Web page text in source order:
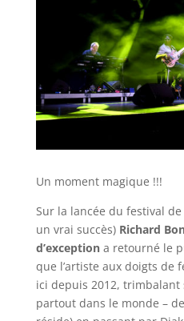
Un moment magique !!!
Sur la lancée du festival
un vrai succès) Richard
d’exceptiona retourné le
que l’artiste aux doigts de
ici depuis 2012, trimbalant
partout dans le monde –